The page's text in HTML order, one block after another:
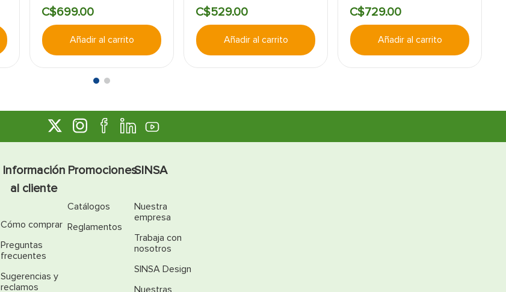
C$699.00
Añadir al carrito
C$529.00
Añadir al carrito
C$729.00
Añadir al carrito
Información
al cliente
Cómo comprar
Preguntas
frecuentes
Sugerencias y
reclamos
Promociones
Catálogos
Reglamentos
SINSA
Nuestra
empresa
Trabaja con
nosotros
SINSA Design
Nuestras